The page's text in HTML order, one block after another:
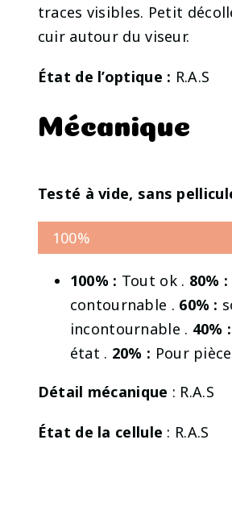
traces visibles. Petit
cuir autour du viseur.
État de l’optique : R.A.S
Mécanique
Testé à vide, sans
100%
100% : Tout ok . 80% :
contournable . 60% :
incontournable . 40% :
état . 20% : Pour
Détail mécanique : R.A.S
État de la cellule : R.A.S